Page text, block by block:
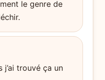
le genre de
j’ai trouvé ça un